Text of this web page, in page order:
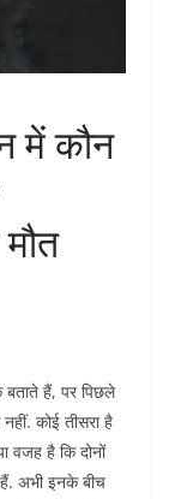
में कौन
बताते हैं, पर पिछले
कोई तीसरा है
वजह है कि दोनों
अभी इनके बीच